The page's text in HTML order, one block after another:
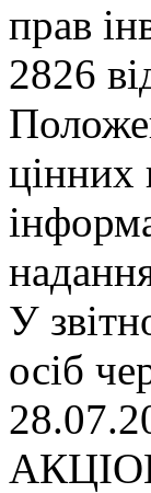
прав
2826
цiнних
У
осiб